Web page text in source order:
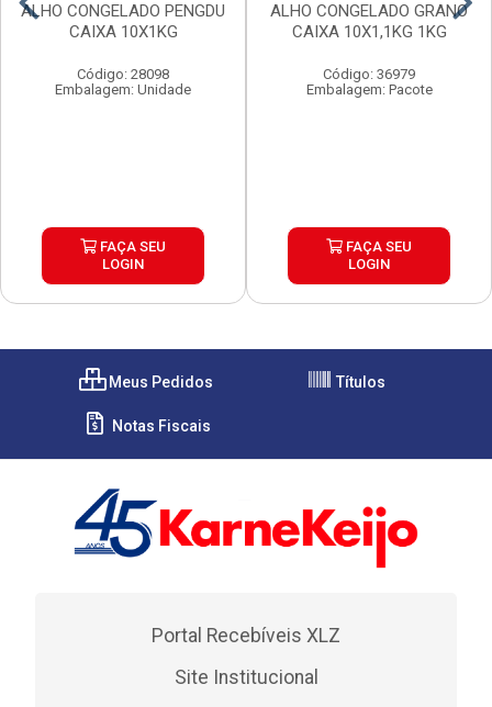
ALHO CONGELADO PENGDU
CAIXA 10X1KG
Código: 28098
Embalagem: Unidade
FAÇA SEU
LOGIN
ALHO CONGELADO GRANO
CAIXA 10X1,1KG 1KG
Código: 36979
Embalagem: Pacote
FAÇA SEU
LOGIN
Meus Pedidos Títulos
Notas Fiscais
Portal Recebíveis XLZ
Site Institucional